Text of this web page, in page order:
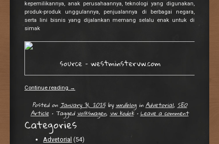
kepemilikannya, anak perusahaannya, teknologi yang digunakan,
produk-produk unggulannya, penjualannya di berbagai negara,
serta lini bisnis yang dijalankan memang selalu enak untuk di
simak
source – westminstervw.com
Continue reading →
Posted on January 31, 2025by wrdblog inAdvetorial, SEO
Article • Tagged volkswagen, vw kodok • Leave a comment
Categories
Advetorial (54)